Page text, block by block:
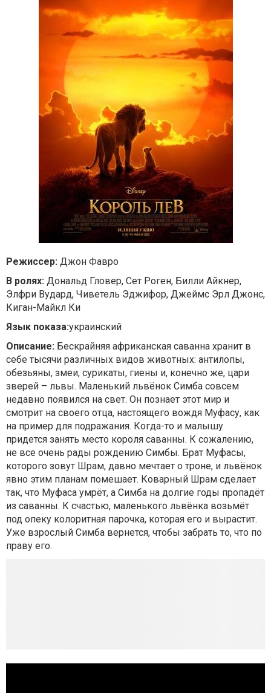
Режиссер: Джон Фавро
В ролях: Дональд Гловер, Сет Роген, Билли Айкнер,
Элфри Вудард, Чиветель Эджифор, Джеймс Эрл Джонс,
Киган-Майкл Ки
Язык показа:украинский
Описание: Бескрайняя африканская саванна хранит в
себе тысячи различных видов животных: антилопы,
обезьяны, змеи, сурикаты, гиены и, конечно же, цари
зверей – львы. Маленький львёнок Симба совсем
недавно появился на свет. Он познает этот мир и
смотрит на своего отца, настоящего вождя Муфасу, как
на пример для подражания. Когда-то и малышу
придется занять место короля саванны. К сожалению,
не все очень рады рождению Симбы. Брат Муфасы,
которого зовут Шрам, давно мечтает о троне, и львёнок
явно этим планам помешает. Коварный Шрам сделает
так, что Муфаса умрёт, а Симба на долгие годы пропадёт
из саванны. К счастью, маленького львёнка возьмёт
под опеку колоритная парочка, которая его и вырастит.
Уже взрослый Симба вернется, чтобы забрать то, что по
праву его.